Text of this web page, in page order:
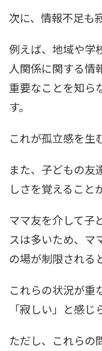
次に、情報不足も
例えば、地域や学
人関係に関する情
重要なことを知ら
す。
これが孤立感を生
また、子どもの友
しさを覚えること
ママ友を介して子
スは多いため、マ
の場が制限される
これらの状況が重
「寂しい」と感じ
ただし、これらの